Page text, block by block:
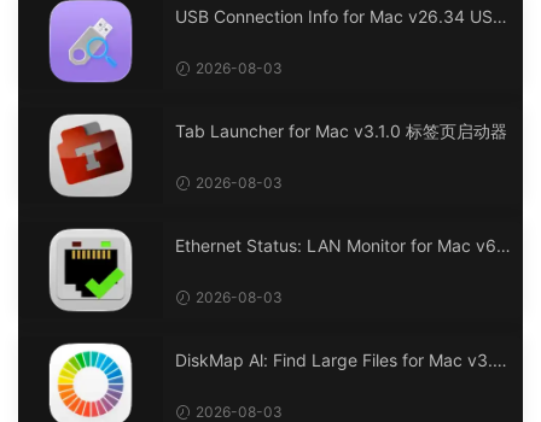
USB Connection Info for Mac v26.34 USB
2026-08-03
Tab Launcher for Mac v3.1.0 标签页启动器
2026-08-03
Ethernet Status: LAN Monitor for Mac v6.
2026-08-03
DiskMap Al: Find Large Files for Mac v3.1
2026-08-03